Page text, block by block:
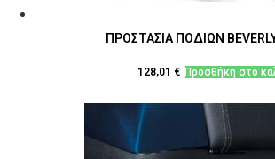
ΠΡΟΣΤΑΣΙΑ ΠΟΔΙΩΝ
128,01 € Προσθήκη στο